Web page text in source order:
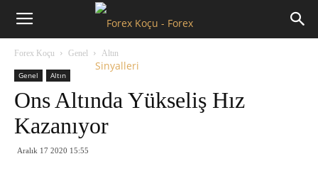
Forex
Forex Koçu Genel Altın
Genel Altın
Ons Altında Yükseliş Hız
Kazanıyor
Aralık 17 2020 15:55